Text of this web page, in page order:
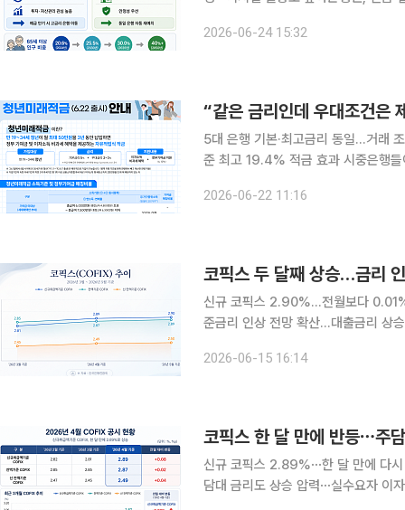
르고 있다는 분석이 나왔다. 초고령
2026-06-24 15:32
“같은 금리인데 우대조건은
5대 은행 기본·최고금리 동일…거래
준 최고 19.4% 적금 효과 시중은행들이 청년층 자산 형성을 지원하는 정책금융 상품인 청년미래적
2026-06-22 11:16
코픽스 두 달째 상승…금리
신규 코픽스 2.90%…전월보다
준금리 인상 전망 확산…대출금리 상승 압력 변동형 주택담보대출 금리의 기준
2026-06-15 16:14
코픽스 한 달 만에 반등⋯주
신규 코픽스 2.89%⋯한 달 만에 다시
담대 금리도 상승 압력⋯실수요자 이자 부담 지속 변동형 주택담보대출 금